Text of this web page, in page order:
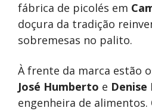
fábrica de picolés em
doçura da tradição
sobremesas no palito.
À frente da marca estão
José Humberto e Denise
engenheira de alimentos.